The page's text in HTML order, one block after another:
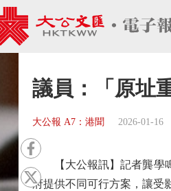
議員：「原址
大公報 A7：港聞 2026-01-16
【大公報訊】記者龔學鳴
府提供不同可行方案，讓受